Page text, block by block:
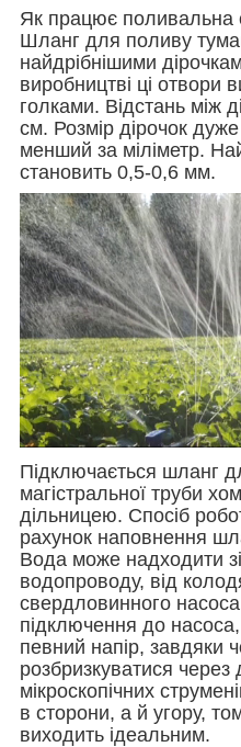
Як працює поливальна
Шланг для поливу
найдрібнішими
виробництві ці отвори
голками. Відстань між
см. Розмір дірочок
менший за міліметр.
становить 0,5-0,6 мм.
Підключається шланг
магістральної труби
дільницею. Спосіб
рахунок наповнення
Вода може надходити
водопроводу, від
свердловинного
підключення до
певний напір, завдяки
розбризкуватися
мікроскопічних
в сторони, а й угору,
виходить ідеальним.